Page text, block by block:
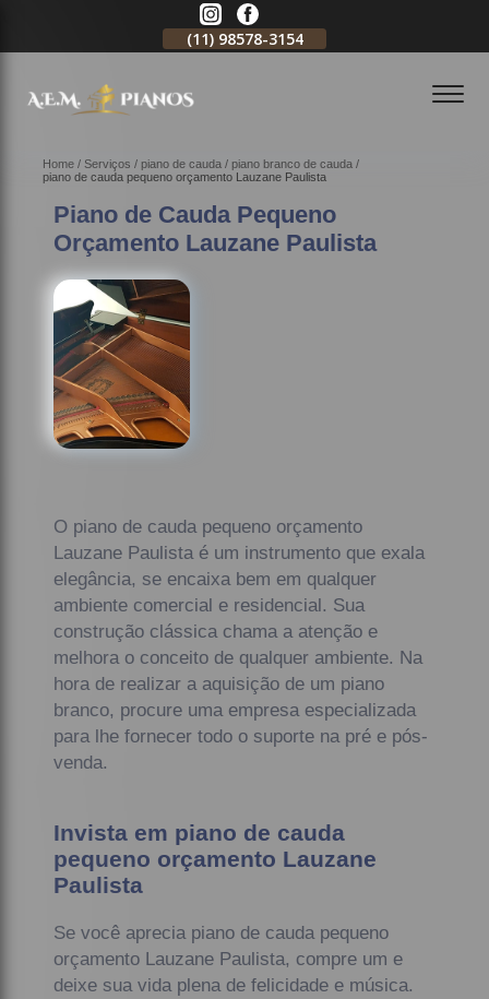
(11) 98578-3154
Home Serviços piano de cauda
piano branco de cauda
piano de cauda pequeno orçamento Lauzane Paulista
Piano de Cauda Pequeno
Orçamento Lauzane Paulista
O piano de cauda pequeno orçamento
Lauzane Paulista é um instrumento que exala
elegância, se encaixa bem em qualquer
ambiente comercial e residencial. Sua
construção clássica chama a atenção e
melhora o conceito de qualquer ambiente. Na
hora de realizar a aquisição de um piano
branco, procure uma empresa especializada
para lhe fornecer todo o suporte na pré e pós-
venda.
Invista em piano de cauda
pequeno orçamento Lauzane
Paulista
Se você aprecia piano de cauda pequeno
orçamento Lauzane Paulista, compre um e
deixe sua vida plena de felicidade e música.